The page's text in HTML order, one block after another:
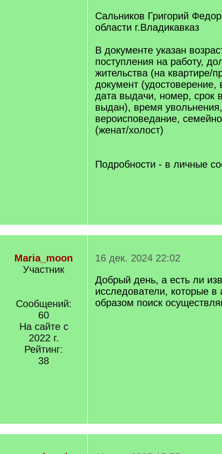
Сальников Григорий
области г.Владикавказ
В документе указан
поступления на работу,
жительства (на квартире/
документ (удостоверение,
дата выдачи, номер, срок
выдан), время увольнения,
вероисповедание,
(женат/холост)
Подробности - в личные
Maria_moon
Участник
Сообщений:
60
На сайте с
2022 г.
Рейтинг:
38
16 дек. 2024 22:02
Добрый день, а есть ли
исследователи, которые в
образом поиск